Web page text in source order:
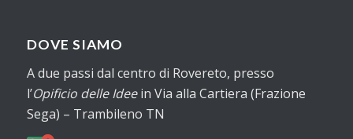
DOVE SIAMO
A due passi dal centro di Rovereto, presso
l’Opificio delle Ideein Via alla Cartiera (Frazione
Sega) – Trambileno TN